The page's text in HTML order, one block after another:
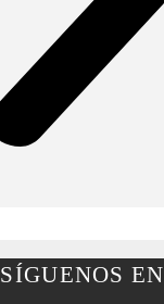
SÍGUENOS EN